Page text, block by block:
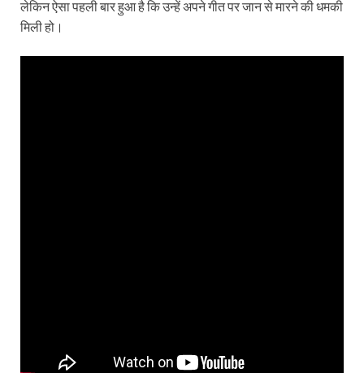
लेकिन ऐसा पहली बार हुआ है कि उन्‍हें अपने गीत पर जान से मारने की धमकी
मिली हो।